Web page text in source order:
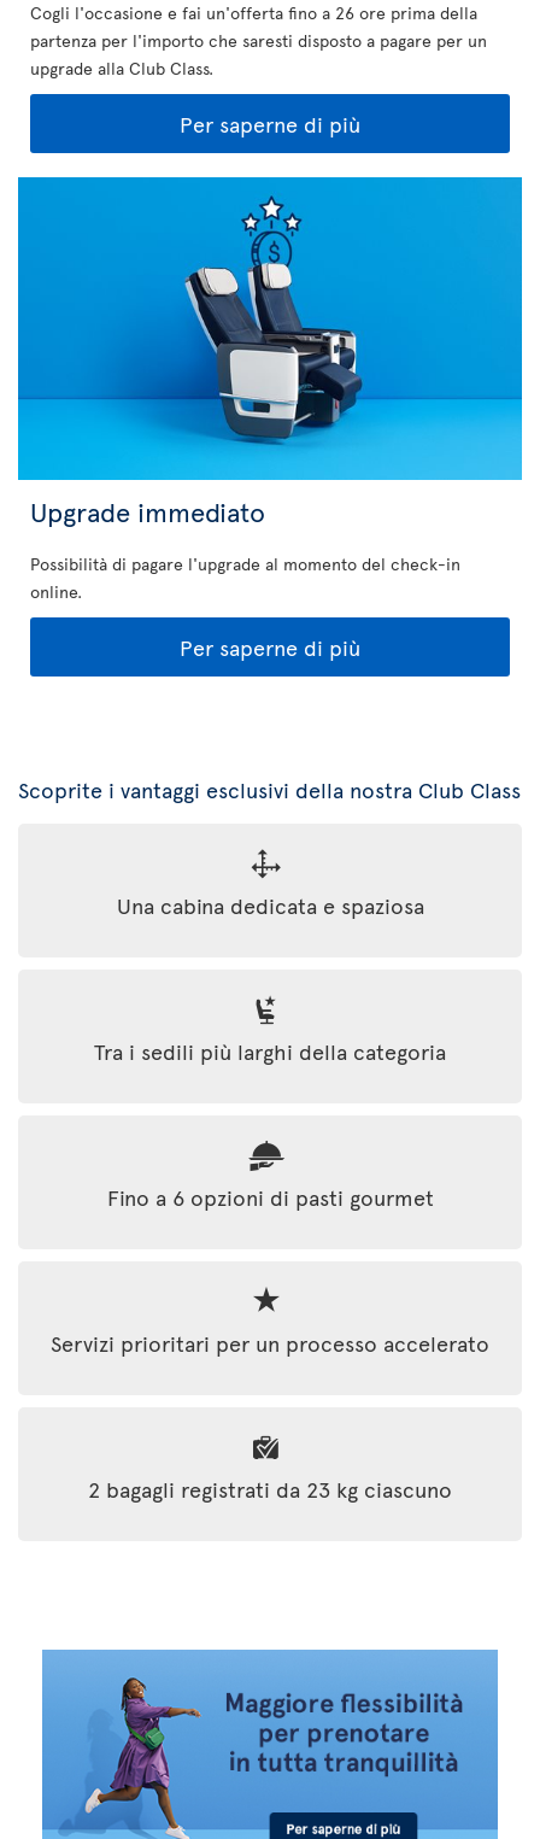
Cogli l'occasione e fai un'offerta fino a 26 ore prima della
partenza per l'importo che saresti disposto a pagare per un
upgrade alla Club Class.
Per saperne di più
Upgrade immediato
Possibilità di pagare l'upgrade al momento del check-in
online.
Per saperne di più
Scoprite i vantaggi esclusivi della nostra Club Class
Una cabina dedicata e spaziosa
Tra i sedili più larghi della categoria
Fino a 6 opzioni di pasti gourmet
Servizi prioritari per un processo accelerato
2 bagagli registrati da 23 kg ciascuno